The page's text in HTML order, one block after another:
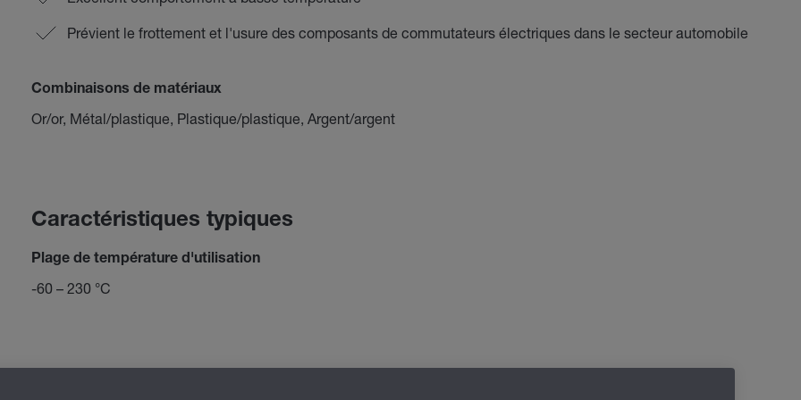
Prévient le frottement et l'usure des composants de commutateurs électriques dans le secteur automobile
Combinaisons de matériaux
Or/or, Métal/plastique, Plastique/plastique, Argent/argent
Caractéristiques typiques
Plage de température d'utilisation
-60 – 230 °C